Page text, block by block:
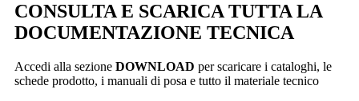
CONSULTA E SCARICA TUTTA LA
DOCUMENTAZIONE TECNICA
Accedi alla sezione DOWNLOAD per scaricare i cataloghi, le
schede prodotto, i manuali di posa e tutto il materiale tecnico